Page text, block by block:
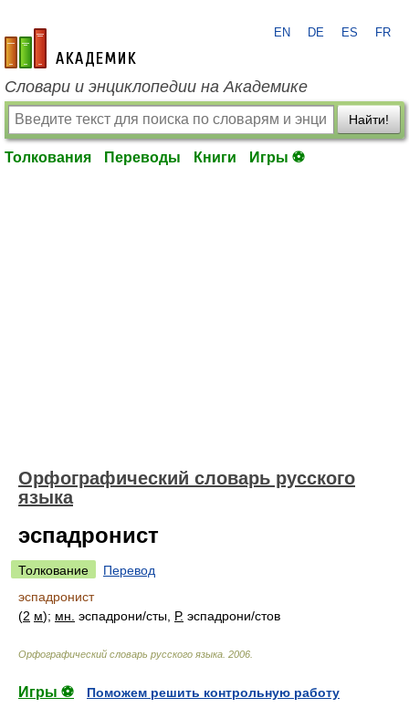
academic.ru
EN DE ES FR
Словари и энциклопедии на Академике
Найти!
Толкования Переводы Книги Игры ⚽
Орфографический словарь русского
языка
эспадронист
Толкование
Перевод
эспадронист
(2 м); мн. эспадрони/сты, Р. эспадрони/стов
Орфографический словарь русского языка 2006
Игры ⚽
Поможем решить контрольную работу